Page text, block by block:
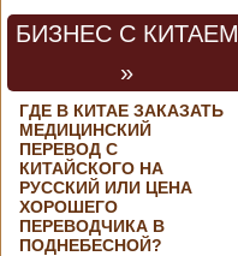
БИЗНЕС С КИТАЕМ
»
ГДЕ В КИТАЕ ЗАКАЗАТЬ
МЕДИЦИНСКИЙ
ПЕРЕВОД С
КИТАЙСКОГО НА
РУССКИЙ ИЛИ ЦЕНА
ХОРОШЕГО
ПЕРЕВОДЧИКА В
ПОДНЕБЕСНОЙ?